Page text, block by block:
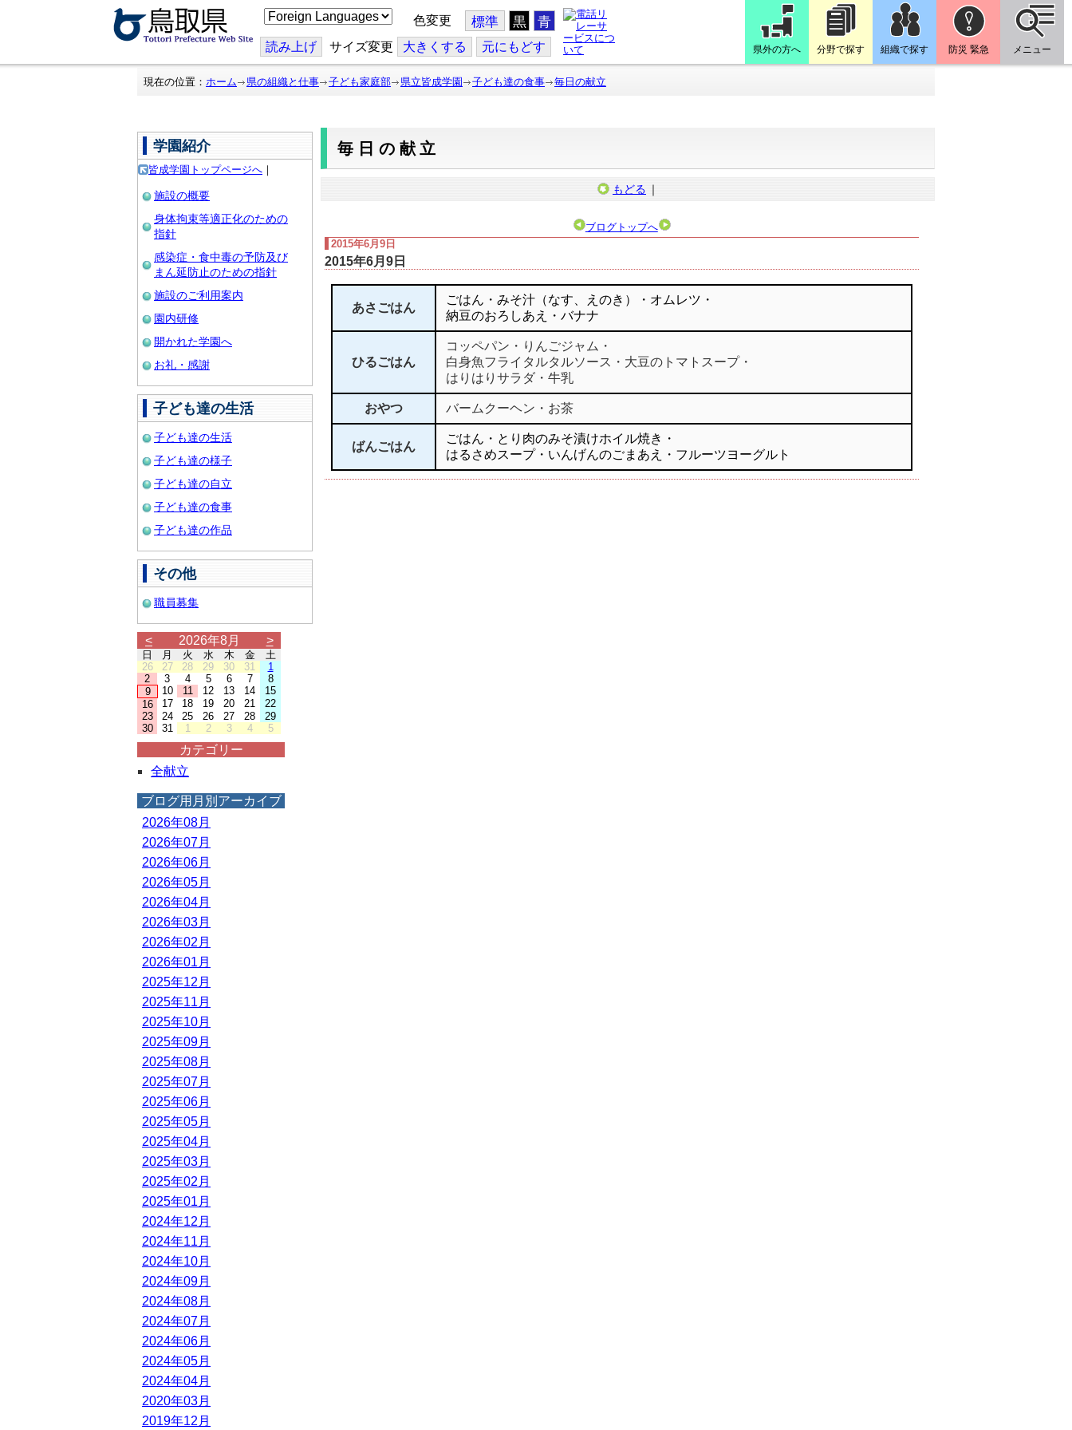
こ
の
ジ
を
翻
色変更 標準 黒 青
読み上げ サイズ変更 大きくする 元にもどす 県外の方へ 分野で探す 組織で探す 防災 緊急 メニュー
現在の位置： ホーム 県の組織と仕事 子ども家庭部 県立皆成学園 子ども達の食事 毎日の献立
学園紹介
皆成学園トップページへ ｜
施設の概要
身体拘束等適正化のための
指針
感染症・食中毒の予防及び
まん延防止のための指針
施設のご利用案内
園内研修
開かれた学園へ
お礼・感謝
子ども達の生活
子ども達の生活
子ども達の様子
子ども達の自立
子ども達の食事
子ども達の作品
その他
職員募集
< 2026年8月 >
日 月 火 水 木 金
土
26
27 28 29 30 31
1
2
3 4 5 6 7
8
9
10 11 12 13 14
15
16
17 18 19 20 21
22
23
24 25 26 27 28
29
30
31 1 2 3 4 5
カテゴリー
全献立
ブログ用月別アーカイブ
2026年08月
2026年07月
2026年06月
2026年05月
2026年04月
2026年03月
2026年02月
2026年01月
2025年12月
2025年11月
2025年10月
2025年09月
2025年08月
2025年07月
2025年06月
2025年05月
2025年04月
2025年03月
2025年02月
2025年01月
2024年12月
2024年11月
2024年10月
2024年09月
2024年08月
2024年07月
2024年06月
2024年05月
2024年04月
2020年03月
2019年12月
毎日の献立
もどる ｜
ブログトップへ
2015年6月9日
2015年6月9日
あさごはん
ごはん・みそ汁（なす、えのき）・オムレツ・
納豆のおろしあえ・バナナ
ひるごはん
コッペパン・りんごジャム・
白身魚フライタルタルソース・大豆のトマトスープ・
はりはりサラダ・牛乳
おやつ バームクーヘン・お茶
ばんごはん
ごはん・とり肉のみそ漬けホイル焼き・
はるさめスープ・いんげんのごまあえ・フルーツヨーグルト